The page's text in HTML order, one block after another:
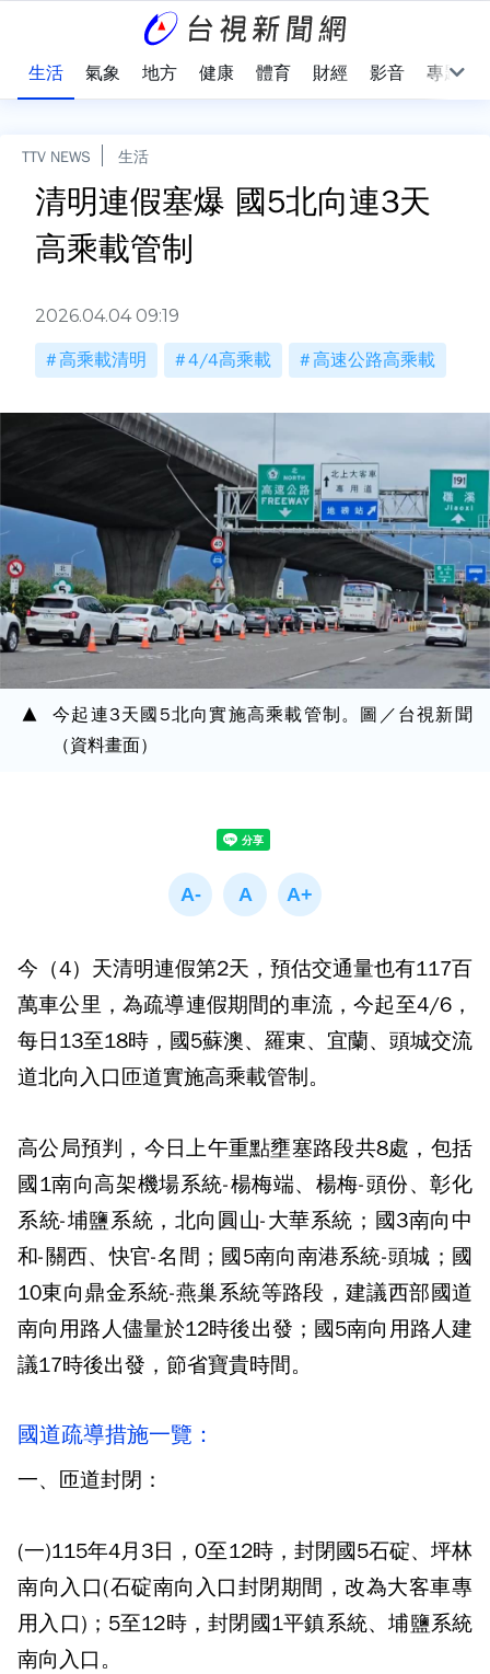
生活 氣象 地方 健康 體育 財經 影音 專題
TTV NEWS 生活
清明連假塞爆 國5北向連3天
高乘載管制
2026.04.04 09:19
高乘載清明 4/4高乘載 高速公路高乘載
今起連3天國5北向實施高乘載管制。圖／台視新聞
（資料畫面）
今（4）天清明連假第2天，預估交通量也有117百
萬車公里，為疏導連假期間的車流，今起至4/6，
每日13至18時，國5蘇澳、羅東、宜蘭、頭城交流
道北向入口匝道實施高乘載管制。
高公局預判，今日上午重點壅塞路段共8處，包括
國1南向高架機場系統-楊梅端、楊梅-頭份、彰化
系統-埔鹽系統，北向圓山-大華系統；國3南向中
和-關西、快官-名間；國5南向南港系統-頭城；國
10東向鼎金系統-燕巢系統等路段，建議西部國道
南向用路人儘量於12時後出發；國5南向用路人建
議17時後出發，節省寶貴時間。
國道疏導措施一覽：
一、匝道封閉：
(一)115年4月3日，0至12時，封閉國5石碇、坪林
南向入口(石碇南向入口封閉期間，改為大客車專
用入口)；5至12時，封閉國1平鎮系統、埔鹽系統
南向入口。